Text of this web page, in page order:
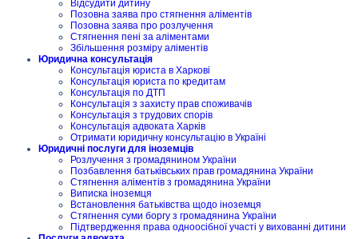
Відсудити дитину
Позовна заява про стягнення аліментів
Позовна заява про розлучення
Стягнення пені за аліментами
Збільшення розміру аліментів
Юридична консультація
Консультація юриста в Харкові
Консультація юриста по кредитам
Консультація по ДТП
Консультація з захисту прав споживачів
Консультація з трудових спорів
Консультація адвоката Харків
Отримати юридичну консультацію в Україні
Юридичні послуги для іноземців
Розлучення з громадянином України
Позбавлення батьківських прав громадянина України
Стягнення аліментів з громадянина України
Виписка іноземця
Встановлення батьківства щодо іноземця
Стягнення суми боргу з громадянина України
Підтвердження права одноосібної участі у вихованні дитини